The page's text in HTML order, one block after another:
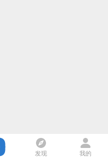
发现 我的